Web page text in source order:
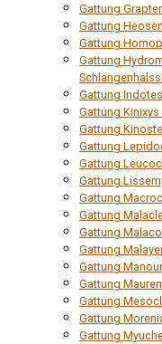
Gattung
Gattung
Gattung
Gattung
Gattung
Gattung
Gattung
Gattung
Gattung
Gattung
Gattung
Gattung
Gattung
Gattung
Gattung
Gattung
Gattung
Gattung
Gattung